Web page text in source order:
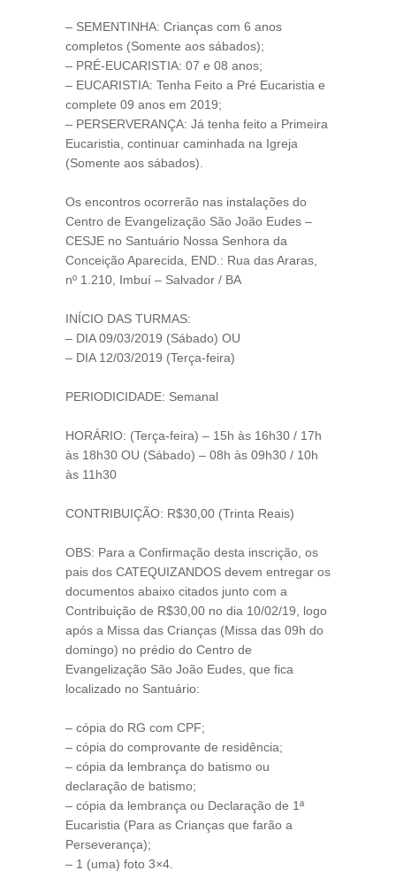
– SEMENTINHA: Crianças com 6 anos
completos (Somente aos sábados);
– PRÉ-EUCARISTIA: 07 e 08 anos;
– EUCARISTIA: Tenha Feito a Pré Eucaristia e
complete 09 anos em 2019;
– PERSERVERANÇA: Já tenha feito a Primeira
Eucaristia, continuar caminhada na Igreja
(Somente aos sábados).
Os encontros ocorrerão nas instalações do
Centro de Evangelização São João Eudes –
CESJE no Santuário Nossa Senhora da
Conceição Aparecida, END.: Rua das Araras,
nº 1.210, Imbuí – Salvador / BA
INÍCIO DAS TURMAS:
– DIA 09/03/2019 (Sábado) OU
– DIA 12/03/2019 (Terça-feira)
PERIODICIDADE: Semanal
HORÁRIO: (Terça-feira) – 15h às 16h30 / 17h
às 18h30 OU (Sábado) – 08h às 09h30 / 10h
às 11h30
CONTRIBUIÇÃO: R$30,00 (Trinta Reais)
OBS: Para a Confirmação desta inscrição, os
pais dos CATEQUIZANDOS devem entregar os
documentos abaixo citados junto com a
Contribuição de R$30,00 no dia 10/02/19, logo
após a Missa das Crianças (Missa das 09h do
domingo) no prédio do Centro de
Evangelização São João Eudes, que fica
localizado no Santuário:
– cópia do RG com CPF;
– cópia do comprovante de residência;
– cópia da lembrança do batismo ou
declaração de batismo;
– cópia da lembrança ou Declaração de 1ª
Eucaristia (Para as Crianças que farão a
Perseverança);
– 1 (uma) foto 3×4.